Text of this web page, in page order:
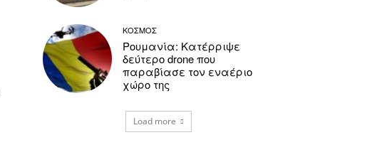
ΚΟΣΜΟΣ
Ρουμανία: Κατέρριψε
δεύτερο drone που
παραβίασε τον εναέριο
χώρο της
Load more